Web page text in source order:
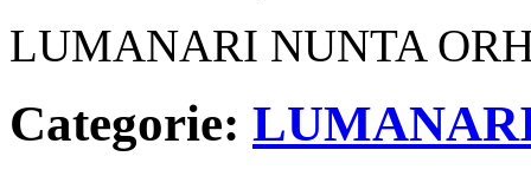
LUMANARI NUNTA
Categorie: